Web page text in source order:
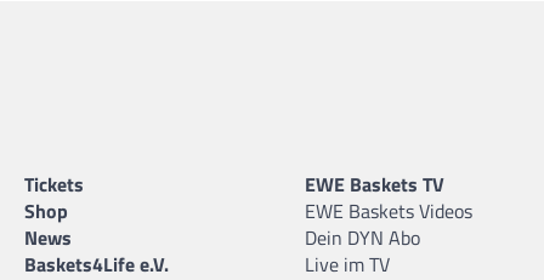
Tickets
Shop
News
Baskets4Life e.V.
EWE Baskets TV
EWE Baskets Videos
Dein DYN Abo
Live im TV